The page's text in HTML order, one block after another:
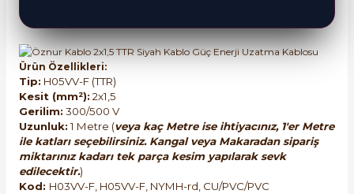
Ürün Özellikleri:
Tip: H05VV-F (TTR)
Kesit (mm²): 2x1,5
Gerilim: 300/500 V
Uzunluk:1 Metre (veya kaç Metre ise ihtiyacınız, 1'er Metre
ile katları seçebilirsiniz. Kangal veya Makaradan sipariş
miktarınız kadarı tek parça kesim yapılarak sevk
edilecektir.)
Kod: H03VV-F, H05VV-F, NYMH-rd, CU/PVC/PVC